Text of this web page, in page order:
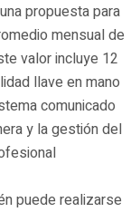
propuesta para
mensual de
valor incluye 12
llave en mano
comunicado
y la gestión del
puede realizarse